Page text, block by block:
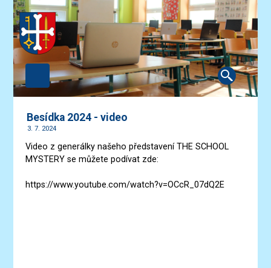
Besídka 2024 - video
3. 7. 2024
Video z generálky našeho představení THE SCHOOL
MYSTERY se můžete podívat zde:
https://www.youtube.com/watch?v=OCcR_07dQ2E